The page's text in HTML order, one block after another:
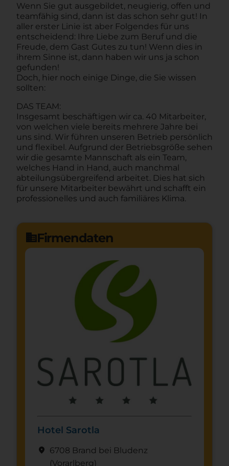
Wenn Sie gut ausgebildet, neugierig, offen und
teamfähig sind, dann ist das schon sehr gut! In
aller erster Linie ist aber Folgendes für uns
entscheidend: Ihre Liebe zum Beruf und die
Freude, dem Gast Gutes zu tun! Wenn dies in
ihrem Sinne ist, dann haben wir uns ja schon
gefunden!
Doch, hier noch einige Dinge, die Sie wissen
sollten:
DAS TEAM:
Insgesamt beschäftigen wir ca. 40 Mitarbeiter,
von welchen viele bereits mehrere Jahre bei
uns sind. Wir führen unseren Betrieb persönlich
und flexibel. Aufgrund der Betriebsgröße sehen
wir die gesamte Mannschaft als ein Team,
welches Hand in Hand, auch manchmal
abteilungsübergreifend arbeitet. Dies hat sich
für unsere Mitarbeiter bewährt und schafft ein
professionelles und auch familiäres Klima.
domainFirmendaten
Hotel Sarotla
location_on 6708 Brand bei Bludenz
(Vorarl­berg)